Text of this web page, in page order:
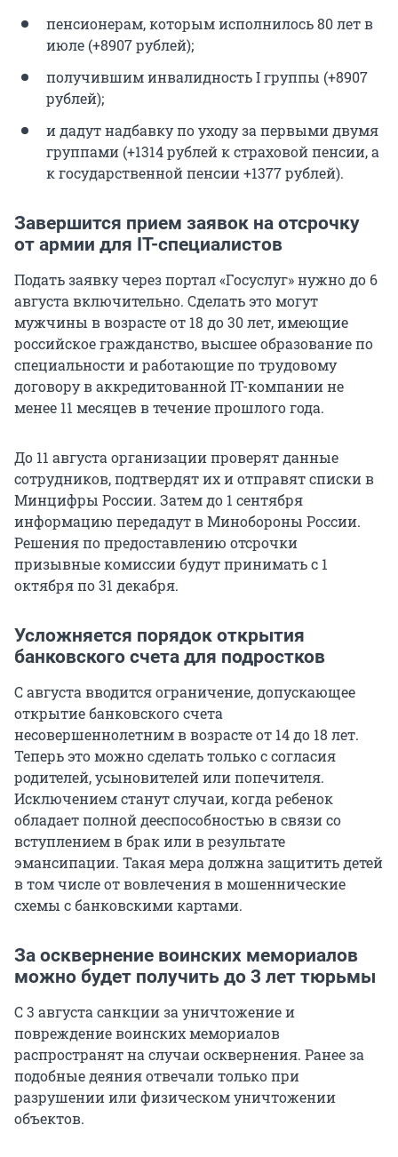
пенсионерам, которым исполнилось 80 лет в
июле (+8907 рублей);
получившим инвалидность I группы (+8907
рублей);
и дадут надбавку по уходу за первыми двумя
группами (+1314 рублей к страховой пенсии, а
к государственной пенсии +1377 рублей).
Завершится прием заявок на отсрочку
от армии для IT-специалистов
Подать заявку через портал «Госуслуг» нужно до 6
августа включительно. Сделать это могут
мужчины в возрасте от 18 до 30 лет, имеющие
российское гражданство, высшее образование по
специальности и работающие по трудовому
договору в аккредитованной IT-компании не
менее 11 месяцев в течение прошлого года.
До 11 августа организации проверят данные
сотрудников, подтвердят их и отправят списки в
Минцифры России. Затем до 1 сентября
информацию передадут в Минобороны России.
Решения по предоставлению отсрочки
призывные комиссии будут принимать с 1
октября по 31 декабря.
Усложняется порядок открытия
банковского счета для подростков
С августа вводится ограничение, допускающее
открытие банковского счета
несовершеннолетним в возрасте от 14 до 18 лет.
Теперь это можно сделать только с согласия
родителей, усыновителей или попечителя.
Исключением станут случаи, когда ребенок
обладает полной дееспособностью в связи со
вступлением в брак или в результате
эмансипации. Такая мера должна защитить детей
в том числе от вовлечения в мошеннические
схемы с банковскими картами.
За осквернение воинских мемориалов
можно будет получить до 3 лет тюрьмы
С 3 августа санкции за уничтожение и
повреждение воинских мемориалов
распространят на случаи осквернения. Ранее за
подобные деяния отвечали только при
разрушении или физическом уничтожении
объектов.